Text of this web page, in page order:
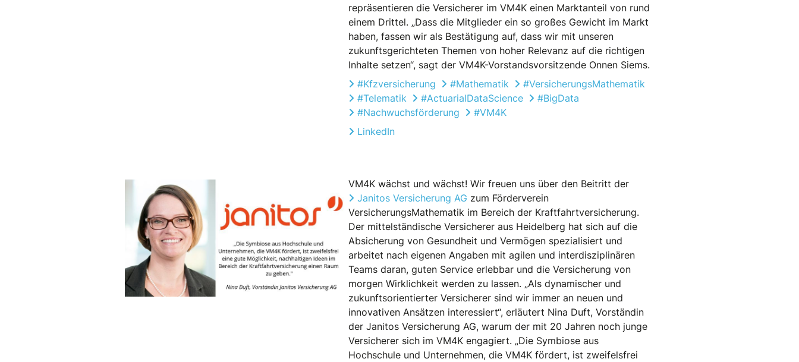
repräsentieren die Versicherer im VM4K einen Marktanteil von rund
einem Drittel. „Dass die Mitglieder ein so großes Gewicht im Markt
haben, fassen wir als Bestätigung auf, dass wir mit unseren
zukunftsgerichteten Themen von hoher Relevanz auf die richtigen
Inhalte setzen“, sagt der VM4K-Vorstandsvorsitzende Onnen Siems.
#Kfzversicherung
#Mathematik
#VersicherungsMathematik
#Telematik
#ActuarialDataScience
#BigData
#Nachwuchsförderung
#VM4K
LinkedIn
VM4K wächst und wächst! Wir freuen uns über den Beitritt der
Janitos Versicherung AG zum Förderverein
VersicherungsMathematik im Bereich der Kraftfahrtversicherung.
Der mittelständische Versicherer aus Heidelberg hat sich auf die
Absicherung von Gesundheit und Vermögen spezialisiert und
arbeitet nach eigenen Angaben mit agilen und interdisziplinären
Teams daran, guten Service erlebbar und die Versicherung von
morgen Wirklichkeit werden zu lassen. „Als dynamischer und
zukunftsorientierter Versicherer sind wir immer an neuen und
innovativen Ansätzen interessiert“, erläutert Nina Duft, Vorständin
der Janitos Versicherung AG, warum der mit 20 Jahren noch junge
Versicherer sich im VM4K engagiert. „Die Symbiose aus
Hochschule und Unternehmen, die VM4K fördert, ist zweifelsfrei